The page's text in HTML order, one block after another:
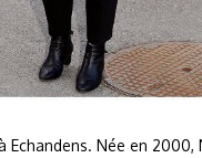
Née en